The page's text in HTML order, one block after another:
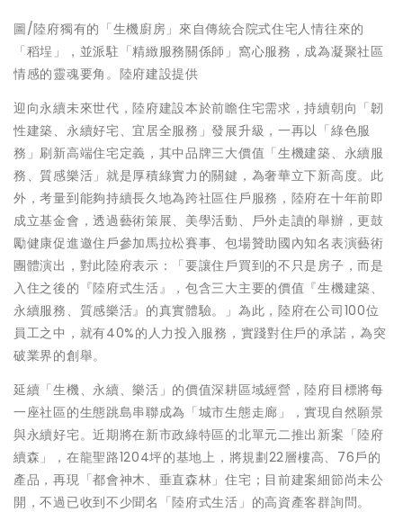
圖/陸府獨有的「生機廚房」來自傳統合院式住宅人情往來的
「稻埕」，並派駐「精緻服務關係師」窩心服務，成為凝聚社區
情感的靈魂要角。陸府建設提供
迎向永續未來世代，陸府建設本於前瞻住宅需求，持續朝向「韌
性建築、永續好宅、宜居全服務」發展升級，一再以「綠色服
務」刷新高端住宅定義，其中品牌三大價值「生機建築、永續服
務、質感樂活」就是厚積綠實力的關鍵，為奢華立下新高度。此
外，考量到能夠持續長久地為跨社區住戶服務，陸府在十年前即
成立基金會，透過藝術策展、美學活動、戶外走讀的舉辦，更鼓
勵健康促進邀住戶參加馬拉松賽事、包場贊助國內知名表演藝術
團體演出，對此陸府表示：「要讓住戶買到的不只是房子，而是
入住之後的『陸府式生活』，包含三大主要的價值『生機建築、
永續服務、質感樂活』的真實體驗。」為此，陸府在公司100位
員工之中，就有40%的人力投入服務，實踐對住戶的承諾，為突
破業界的創舉。
延續「生機、永續、樂活」的價值深耕區域經營，陸府目標將每
一座社區的生態跳島串聯成為「城市生態走廊」，實現自然願景
與永續好宅。近期將在新市政綠特區的北單元二推出新案「陸府
續森」，在龍聖路1204坪的基地上，將規劃22層樓高、76戶的
產品，再現「都會神木、垂直森林」住宅；目前建案細節尚未公
開，不過已收到不少聞名「陸府式生活」的高資產客群詢問。